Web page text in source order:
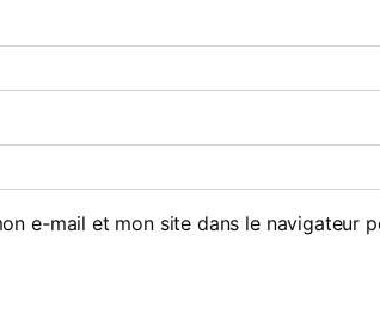
e-mail et mon site dans le navigateur